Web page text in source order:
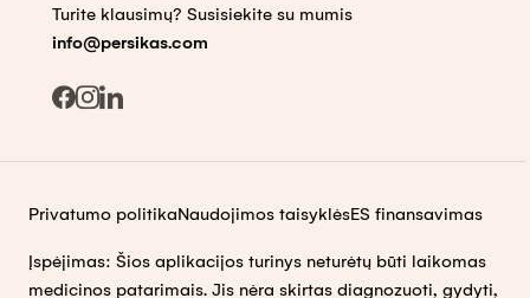
Turite klausimų? Susisiekite su mumis
info@persikas.com
Privatumo politikaNaudojimos taisyklėsES finansavimas
Įspėjimas: Šios aplikacijos turinys neturėtų būti laikomas
medicinos patarimais. Jis nėra skirtas diagnozuoti, gydyti,